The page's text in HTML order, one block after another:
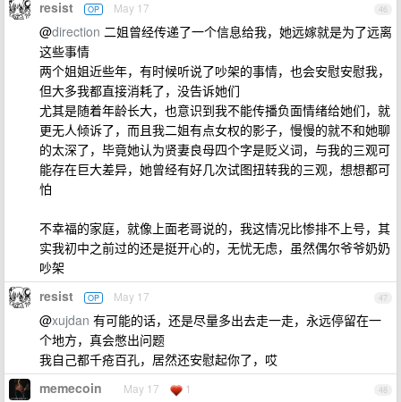
46
resist OP May 17
@direction 二姐曾经传递了一个信息给我，她远嫁就是为了远离
这些事情
两个姐姐近些年，有时候听说了吵架的事情，也会安慰安慰我，
但大多我都直接消耗了，没告诉她们
尤其是随着年龄长大，也意识到我不能传播负面情绪给她们，就
更无人倾诉了，而且我二姐有点女权的影子，慢慢的就不和她聊
的太深了，毕竟她认为贤妻良母四个字是贬义词，与我的三观可
能存在巨大差异，她曾经有好几次试图扭转我的三观，想想都可
怕
不幸福的家庭，就像上面老哥说的，我这情况比惨排不上号，其
实我初中之前过的还是挺开心的，无忧无虑，虽然偶尔爷爷奶奶
吵架
47
resist OP May 17
@xujdan 有可能的话，还是尽量多出去走一走，永远停留在一
个地方，真会憋出问题
我自己都千疮百孔，居然还安慰起你了，哎
48
memecoin May 17 1